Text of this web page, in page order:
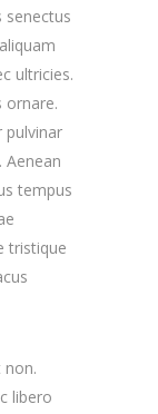
senectus
ultricies.
ornare.
pulvinar
Aenean
tempus
tristique
non.
libero